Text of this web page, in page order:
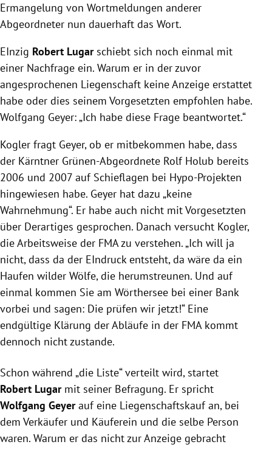
Ermangelung von Wortmeldungen anderer
Abgeordneter nun dauerhaft das Wort.
EInzig Robert Lugarschiebt sich noch einmal mit
einer Nachfrage ein. Warum er in der zuvor
angesprochenen Liegenschaft keine Anzeige erstattet
habe oder dies seinem Vorgesetzten empfohlen habe.
Wolfgang Geyer: „Ich habe diese Frage beantwortet.“
Kogler fragt Geyer, ob er mitbekommen habe, dass
der Kärntner Grünen-Abgeordnete Rolf Holub bereits
2006 und 2007 auf Schieflagen bei Hypo-Projekten
hingewiesen habe. Geyer hat dazu „keine
Wahrnehmung“. Er habe auch nicht mit Vorgesetzten
über Derartiges gesprochen. Danach versucht Kogler,
die Arbeitsweise der FMAzu verstehen. „Ich will ja
nicht, dass da der EIndruck entsteht, da wäre da ein
Haufen wilder Wölfe, die herumstreunen. Und auf
einmal kommen Sie am Wörthersee bei einer Bank
vorbei und sagen: Die prüfen wir jetzt!“ Eine
endgültige Klärung der Abläufe in der FMAkommt
dennoch nicht zustande.
Schon während „die Liste“ verteilt wird, startet
Robert Lugar mit seiner Befragung. Er spricht
Wolfgang Geyerauf eine Liegenschaftskauf an, bei
dem Verkäufer und Käuferein und die selbe Person
waren. Warum er das nicht zur Anzeige gebracht